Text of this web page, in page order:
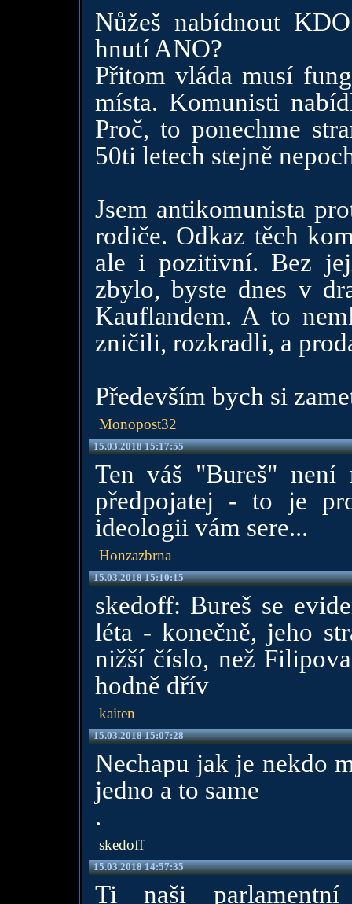
Nůžeš nabídnout
hnutí ANO?
Přitom vláda musí
místa. Komunisti
Proč, to ponechme
50ti letech stejně
Jsem antikomunista
rodiče. Odkaz těch
ale i pozitivní. Bez
zbylo, byste dnes v
Kauflandem. A to
zničili, rozkradli, a
Především bych si
Monopost32
15.03.2018 15:17:55
Ten váš "Bureš"
předpojatej - to je
ideologii vám sere...
Honzazbrna
15.03.2018 15:10:15
skedoff: Bureš se
léta - konečně, jeho
nižší číslo, než
hodně dřív
kaiten
15.03.2018 15:07:28
Nechapu jak je nekdo
jedno a to same
.
skedoff
15.03.2018 14:57:35
Ti naši